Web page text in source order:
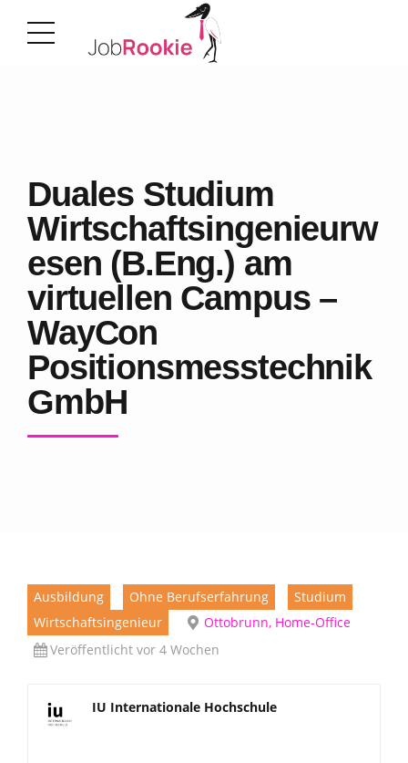
Duales Studium
Wirtschaftsingenieurw
esen (B.Eng.) am
virtuellen Campus –
WayCon
Positionsmesstechnik
GmbH
Ausbildung Ohne Berufserfahrung
Studium
Wirtschaftsingenieur
Ottobrunn, Home-Office
Veröffentlicht vor 4 Wochen
IU Internationale Hochschule